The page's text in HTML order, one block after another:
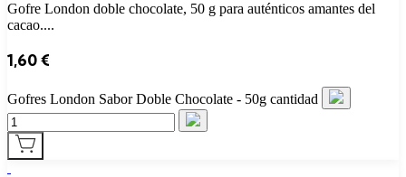
Gofre London doble chocolate, 50 g para auténticos amantes del
cacao....
1,60€
Gofres London Sabor Doble Chocolate - 50g cantidad